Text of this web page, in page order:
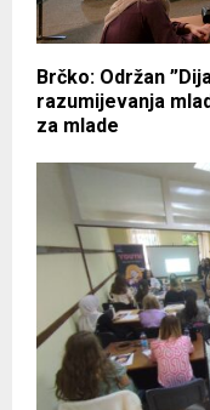
Brčko: Održan
razumijevanja
za mlade